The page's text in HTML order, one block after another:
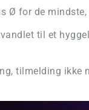
Ø for de
til et
tilmelding ikke